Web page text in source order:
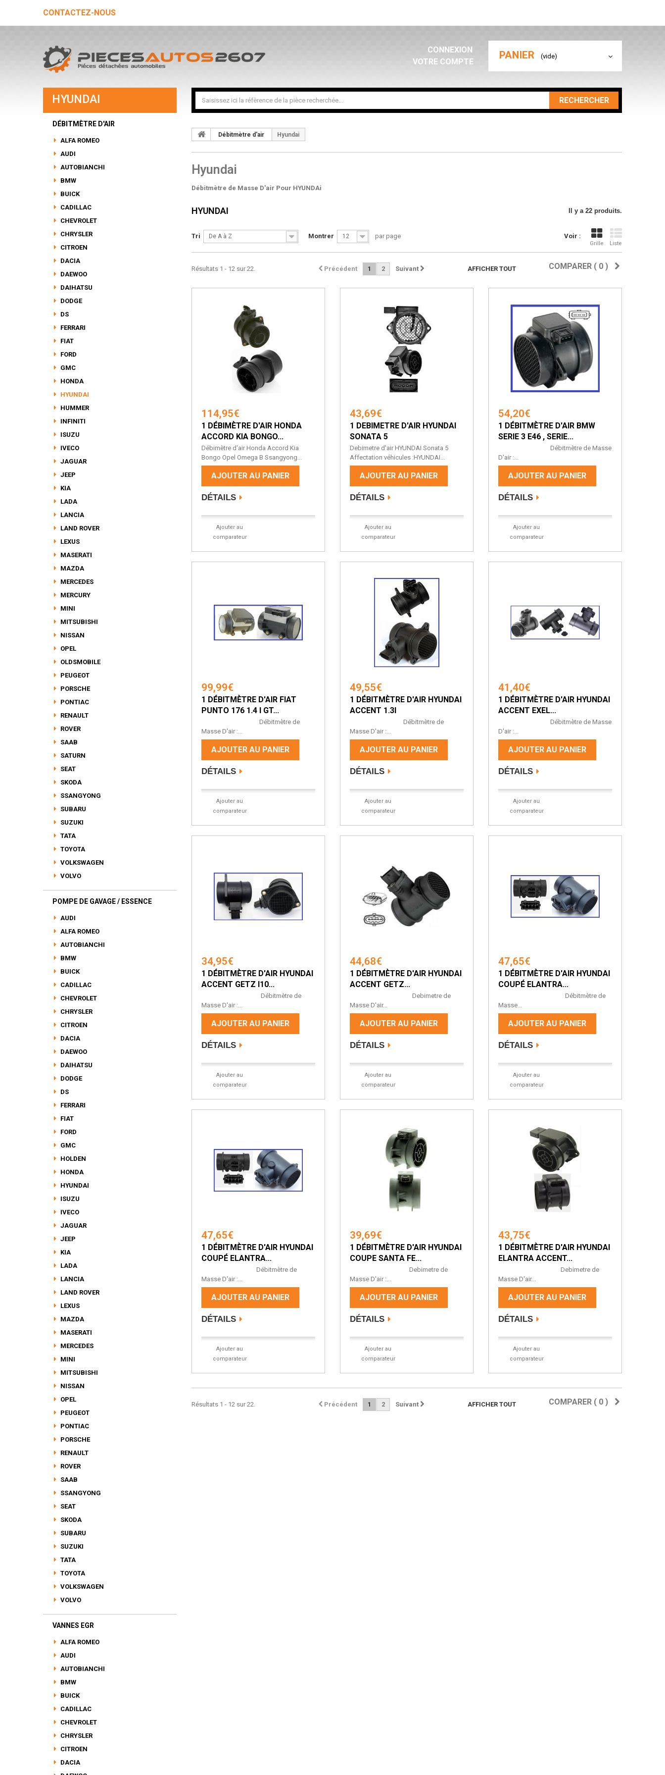
CONTACTEZ-NOUS
PANIER (vide)
CONNEXION
VOTRE COMPTE
RECHERCHER
HYUNDAI
DÉBITMÈTRE D'AIR
ALFA ROMEO
AUDI
AUTOBIANCHI
BMW
BUICK
CADILLAC
CHEVROLET
CHRYSLER
CITROEN
DACIA
DAEWOO
DAIHATSU
DODGE
DS
FERRARI
FIAT
FORD
GMC
HONDA
HYUNDAI
HUMMER
INFINITI
ISUZU
IVECO
JAGUAR
JEEP
KIA
LADA
LANCIA
LAND ROVER
LEXUS
MASERATI
MAZDA
MERCEDES
MERCURY
MINI
MITSUBISHI
NISSAN
OPEL
OLDSMOBILE
PEUGEOT
PORSCHE
PONTIAC
RENAULT
ROVER
SAAB
SATURN
SEAT
SKODA
SSANGYONG
SUBARU
SUZUKI
TATA
TOYOTA
VOLKSWAGEN
VOLVO
POMPE DE GAVAGE / ESSENCE
AUDI
ALFA ROMEO
AUTOBIANCHI
BMW
BUICK
CADILLAC
CHEVROLET
CHRYSLER
CITROEN
DACIA
DAEWOO
DAIHATSU
DODGE
DS
FERRARI
FIAT
FORD
GMC
HOLDEN
HONDA
HYUNDAI
ISUZU
IVECO
JAGUAR
JEEP
KIA
LADA
LANCIA
LAND ROVER
LEXUS
MAZDA
MASERATI
MERCEDES
MINI
MITSUBISHI
NISSAN
OPEL
PEUGEOT
PONTIAC
PORSCHE
RENAULT
ROVER
SAAB
SSANGYONG
SEAT
SKODA
SUBARU
SUZUKI
TATA
TOYOTA
VOLKSWAGEN
VOLVO
VANNES EGR
ALFA ROMEO
AUDI
AUTOBIANCHI
BMW
BUICK
CADILLAC
CHEVROLET
CHRYSLER
CITROEN
DACIA
Débitmètre d'air Hyundai
Hyundai
Débitmètre de Masse D'air Pour HYUNDAi
HYUNDAI Il y a 22 produits.
Voir :
Grille Liste
Tri De A à Z Montrer 12 par page
COMPARER ( 0 )
AFFICHER TOUT
Précédent 1 2 Suivant
Résultats 1 - 12 sur 22.
114,95€
1 DÉBIMÈTRE D'AIR HONDA
ACCORD KIA BONGO...
Débimètre d'air Honda Accord Kia
Bongo Opel Omega B Ssangyong...
AJOUTER AU PANIER
DÉTAILS
Ajouter au
comparateur
43,69€
1 DEBIMETRE D'AIR HYUNDAI
SONATA 5
Debimetre d'air HYUNDAI Sonata 5
Affectation véhicules :HYUNDAI...
AJOUTER AU PANIER
DÉTAILS
Ajouter au
comparateur
54,20€
1 DÉBITMÈTRE D'AIR BMW
SERIE 3 E46 , SERIE...
Débitmètre de Masse
D'air :...
AJOUTER AU PANIER
DÉTAILS
Ajouter au
comparateur
99,99€
1 DÉBITMÈTRE D'AIR FIAT
PUNTO 176 1.4 I GT...
Débitmètre de
Masse D'air :...
AJOUTER AU PANIER
DÉTAILS
Ajouter au
comparateur
49,55€
1 DÉBITMÈTRE D'AIR HYUNDAI
ACCENT 1.3I
Débitmètre de
Masse D'air :...
AJOUTER AU PANIER
DÉTAILS
Ajouter au
comparateur
41,40€
1 DÉBITMÈTRE D'AIR HYUNDAI
ACCENT EXEL...
Débitmètre de Masse
D'air :...
AJOUTER AU PANIER
DÉTAILS
Ajouter au
comparateur
34,95€
1 DÉBITMÈTRE D'AIR HYUNDAI
ACCENT GETZ I10...
Débitmètre de
Masse D'air :...
AJOUTER AU PANIER
DÉTAILS
Ajouter au
comparateur
44,68€
1 DÉBITMÈTRE D'AIR HYUNDAI
ACCENT GETZ...
Debimetre de
Masse D'air...
AJOUTER AU PANIER
DÉTAILS
Ajouter au
comparateur
47,65€
1 DÉBITMÈTRE D'AIR HYUNDAI
COUPÉ ELANTRA...
Débitmètre de
Masse...
AJOUTER AU PANIER
DÉTAILS
Ajouter au
comparateur
47,65€
1 DÉBITMÈTRE D'AIR HYUNDAI
COUPÉ ELANTRA...
Débitmètre de
Masse D'air :...
AJOUTER AU PANIER
DÉTAILS
Ajouter au
comparateur
39,69€
1 DÉBITMÈTRE D'AIR HYUNDAI
COUPE SANTA FE...
Debimetre de
Masse D'air :...
AJOUTER AU PANIER
DÉTAILS
Ajouter au
comparateur
43,75€
1 DÉBITMÈTRE D'AIR HYUNDAI
ELANTRA ACCENT...
Debimetre de
Masse D'air...
AJOUTER AU PANIER
DÉTAILS
Ajouter au
comparateur
COMPARER ( 0 )
AFFICHER TOUT
Précédent 1 2 Suivant
Résultats 1 - 12 sur 22.